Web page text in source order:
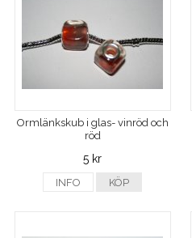
Ormlänkskub i glas- vinröd och
röd
5 kr
INFO KÖP